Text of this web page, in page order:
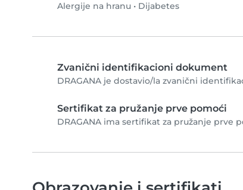
Alergije na hranu • Dijabetes
Zvanični identifikacioni dokument
DRAGANA je dostavio/la zvanični
Sertifikat za pružanje prve pomoći
DRAGANA ima sertifikat za pružanje prve